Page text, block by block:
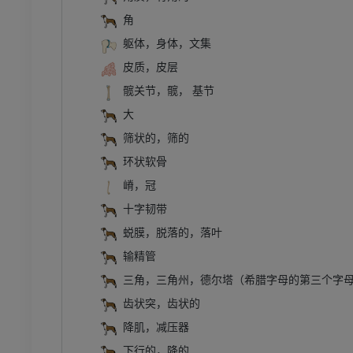
角
躯体，身体，文集
皮质，皮层
髋关节，髋， 基节
大
筛状的，筛的
环状软骨
嵴，冠
十字韧带
蜕膜，脱落的，落叶
输精管
三角，三角州，德尔塔（希腊字母的第三个字
齿状突，齿状的
降肌，减压器